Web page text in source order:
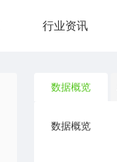
行业资讯
数据概览
数据概览